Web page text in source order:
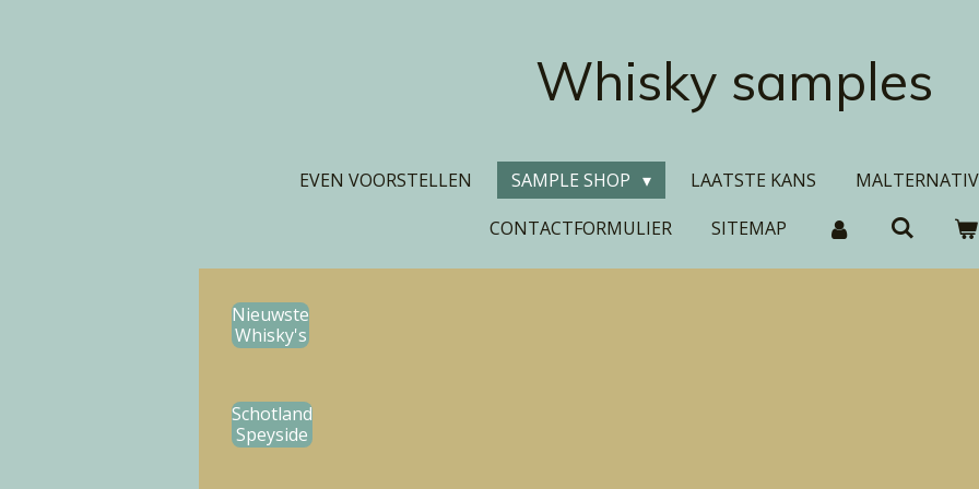
Whisky samples
EVEN VOORSTELLEN SAMPLE SHOP LAATSTE KANS
CONTACTFORMULIER
SITEMAP
Nieuwste
Whisky's
Schotland
Speyside